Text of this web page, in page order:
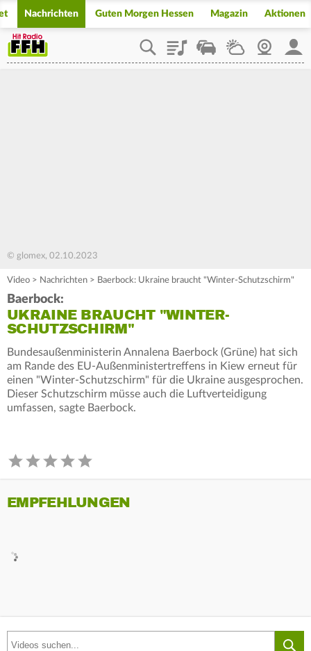
Nachrichten Guten Morgen Hessen Magazin Aktionen
PlaylistStaupilotWetterWebcam
© glomex, 02.10.2023
Video > Nachrichten > Baerbock: Ukraine braucht "Winter-Schutzschirm"
Baerbock:
UKRAINE BRAUCHT "WINTER-
SCHUTZSCHIRM"
Bundesaußenministerin Annalena Baerbock (Grüne) hat sich
am Rande des EU-Außenministertreffens in Kiew erneut für
einen "Winter-Schutzschirm" für die Ukraine ausgesprochen.
Dieser Schutzschirm müsse auch die Luftverteidigung
umfassen, sagte Baerbock.
EMPFEHLUNGEN